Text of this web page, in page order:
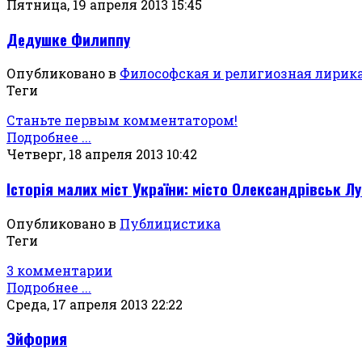
Пятница, 19 апреля 2013 15:45
Дедушке Филиппу
Опубликовано в Философская и религиозная
Теги
Станьте первым комментатором!
Подробнее ...
Четверг, 18 апреля 2013 10:42
Історія малих міст України: місто Олександрівськ
Опубликовано в Публицистика
Теги
3 комментарии
Подробнее ...
Среда, 17 апреля 2013 22:22
Эйфория